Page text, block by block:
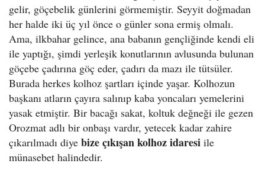
gelir, göçebelik günlerini görmemiştir. Seyyit doğmadan
her halde iki üç yıl önce o günler sona ermiş olmalı.
Ama, ilkbahar gelince, ana babanın gençliğinde kendi eli
ile yaptığı, şimdi yerleşik konutlarının avlusunda bulunan
göçebe çadırına göç eder, çadırı da mazı ile tütsüler.
Burada herkes kolhoz şartları içinde yaşar. Kolhozun
başkanı atların çayıra salınıp kaba yoncaları yemelerini
yasak etmiştir. Bir bacağı sakat, koltuk değneği ile gezen
Orozmat adlı bir onbaşı vardır, yetecek kadar zahire
çıkarılmadı diye bize çıkışan kolhoz idaresi ile
münasebet halindedir.